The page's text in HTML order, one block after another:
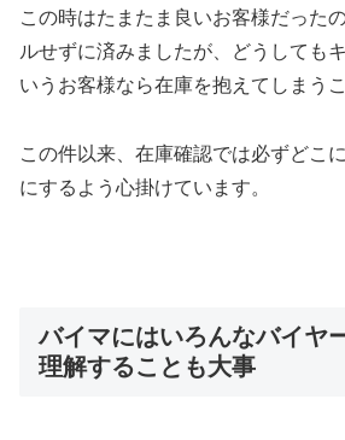
この時はたまたま良いお客様だった
ルせずに済みましたが、どうしても
いうお客様なら在庫を抱えてしまう
この件以来、在庫確認では必ずどこ
にするよう心掛けています。
バイマにはいろんなバイヤ
理解することも大事